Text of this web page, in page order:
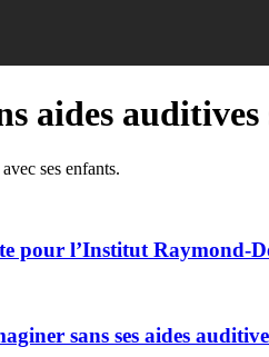
aides
ses enfants.
pour l’Institut Raymond-
sans ses aides